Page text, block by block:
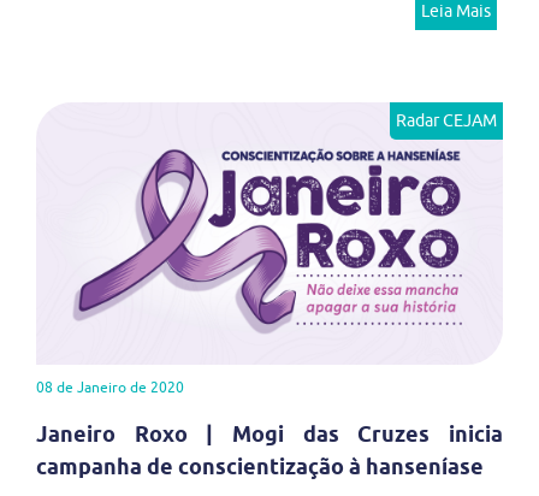
Leia Mais
Radar CEJAM
08 de Janeiro de 2020
Janeiro Roxo | Mogi das Cruzes inicia
campanha de conscientização à hanseníase